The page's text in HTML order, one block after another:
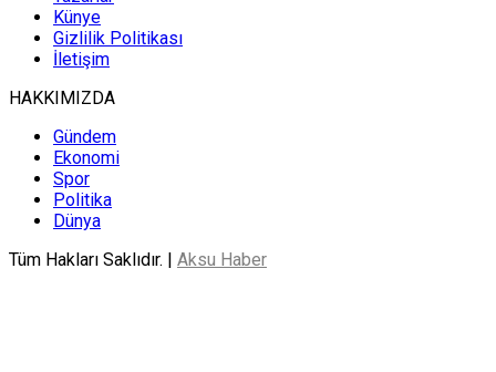
Künye
Gizlilik Politikası
İletişim
HAKKIMIZDA
Gündem
Ekonomi
Spor
Politika
Dünya
Tüm Hakları Saklıdır. | Aksu Haber